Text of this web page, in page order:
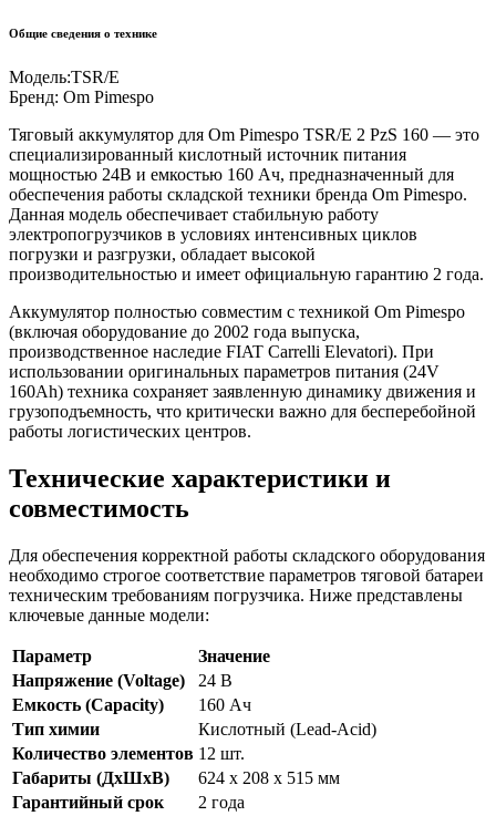
Общие сведения о технике
Модель:TSR/E
Бренд: Om Pimespo
Тяговый аккумулятор для Om Pimespo TSR/E 2 PzS 160 — это
специализированный кислотный источник питания
мощностью 24В и емкостью 160 Ач, предназначенный для
обеспечения работы складской техники бренда Om Pimespo.
Данная модель обеспечивает стабильную работу
электропогрузчиков в условиях интенсивных циклов
погрузки и разгрузки, обладает высокой
производительностью и имеет официальную гарантию 2 года.
Аккумулятор полностью совместим с техникой Om Pimespo
(включая оборудование до 2002 года выпуска,
производственное наследие FIAT Carrelli Elevatori). При
использовании оригинальных параметров питания (24V
160Ah) техника сохраняет заявленную динамику движения и
грузоподъемность, что критически важно для бесперебойной
работы логистических центров.
Технические характеристики и
совместимость
Для обеспечения корректной работы складского оборудования
необходимо строгое соответствие параметров тяговой батареи
техническим требованиям погрузчика. Ниже представлены
ключевые данные модели:
Параметр
Значение
Напряжение (Voltage)
24 В
Емкость (Capacity)
160 Ач
Тип химии
Кислотный (Lead-Acid)
Количество элементов 12 шт.
Габариты (ДхШхВ)
624 x 208 x 515 мм
Гарантийный срок
2 года